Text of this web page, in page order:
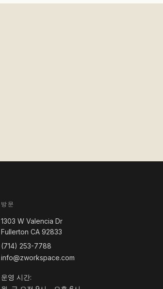
방문
1303 W Valencia Dr
Fullerton CA 92833
(714) 253-7788
info@zworkspace.com
운영 시간: